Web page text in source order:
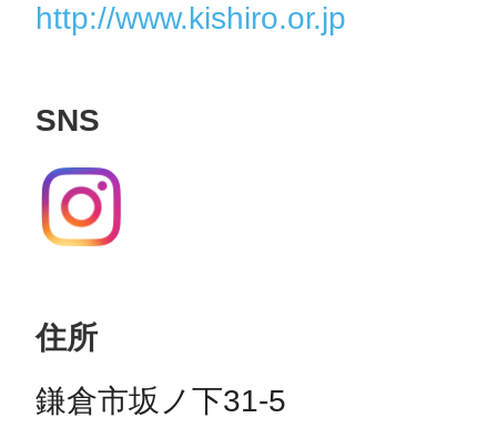
http://www.kishiro.or.jp
SNS
住所
鎌倉市坂ノ下31-5